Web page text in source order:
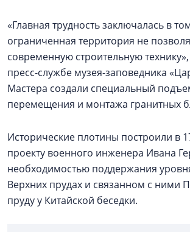
«Главная трудность заключалась в
ограниченная территория не
современную строительную
пресс-службе музея-заповедника
Мастера создали специальный
перемещения и монтажа гранитных
Исторические плотины построили в
проекту военного инженера Ивана
необходимостью поддержания
Верхних прудах и связанном с ними
пруду у Китайской беседки.